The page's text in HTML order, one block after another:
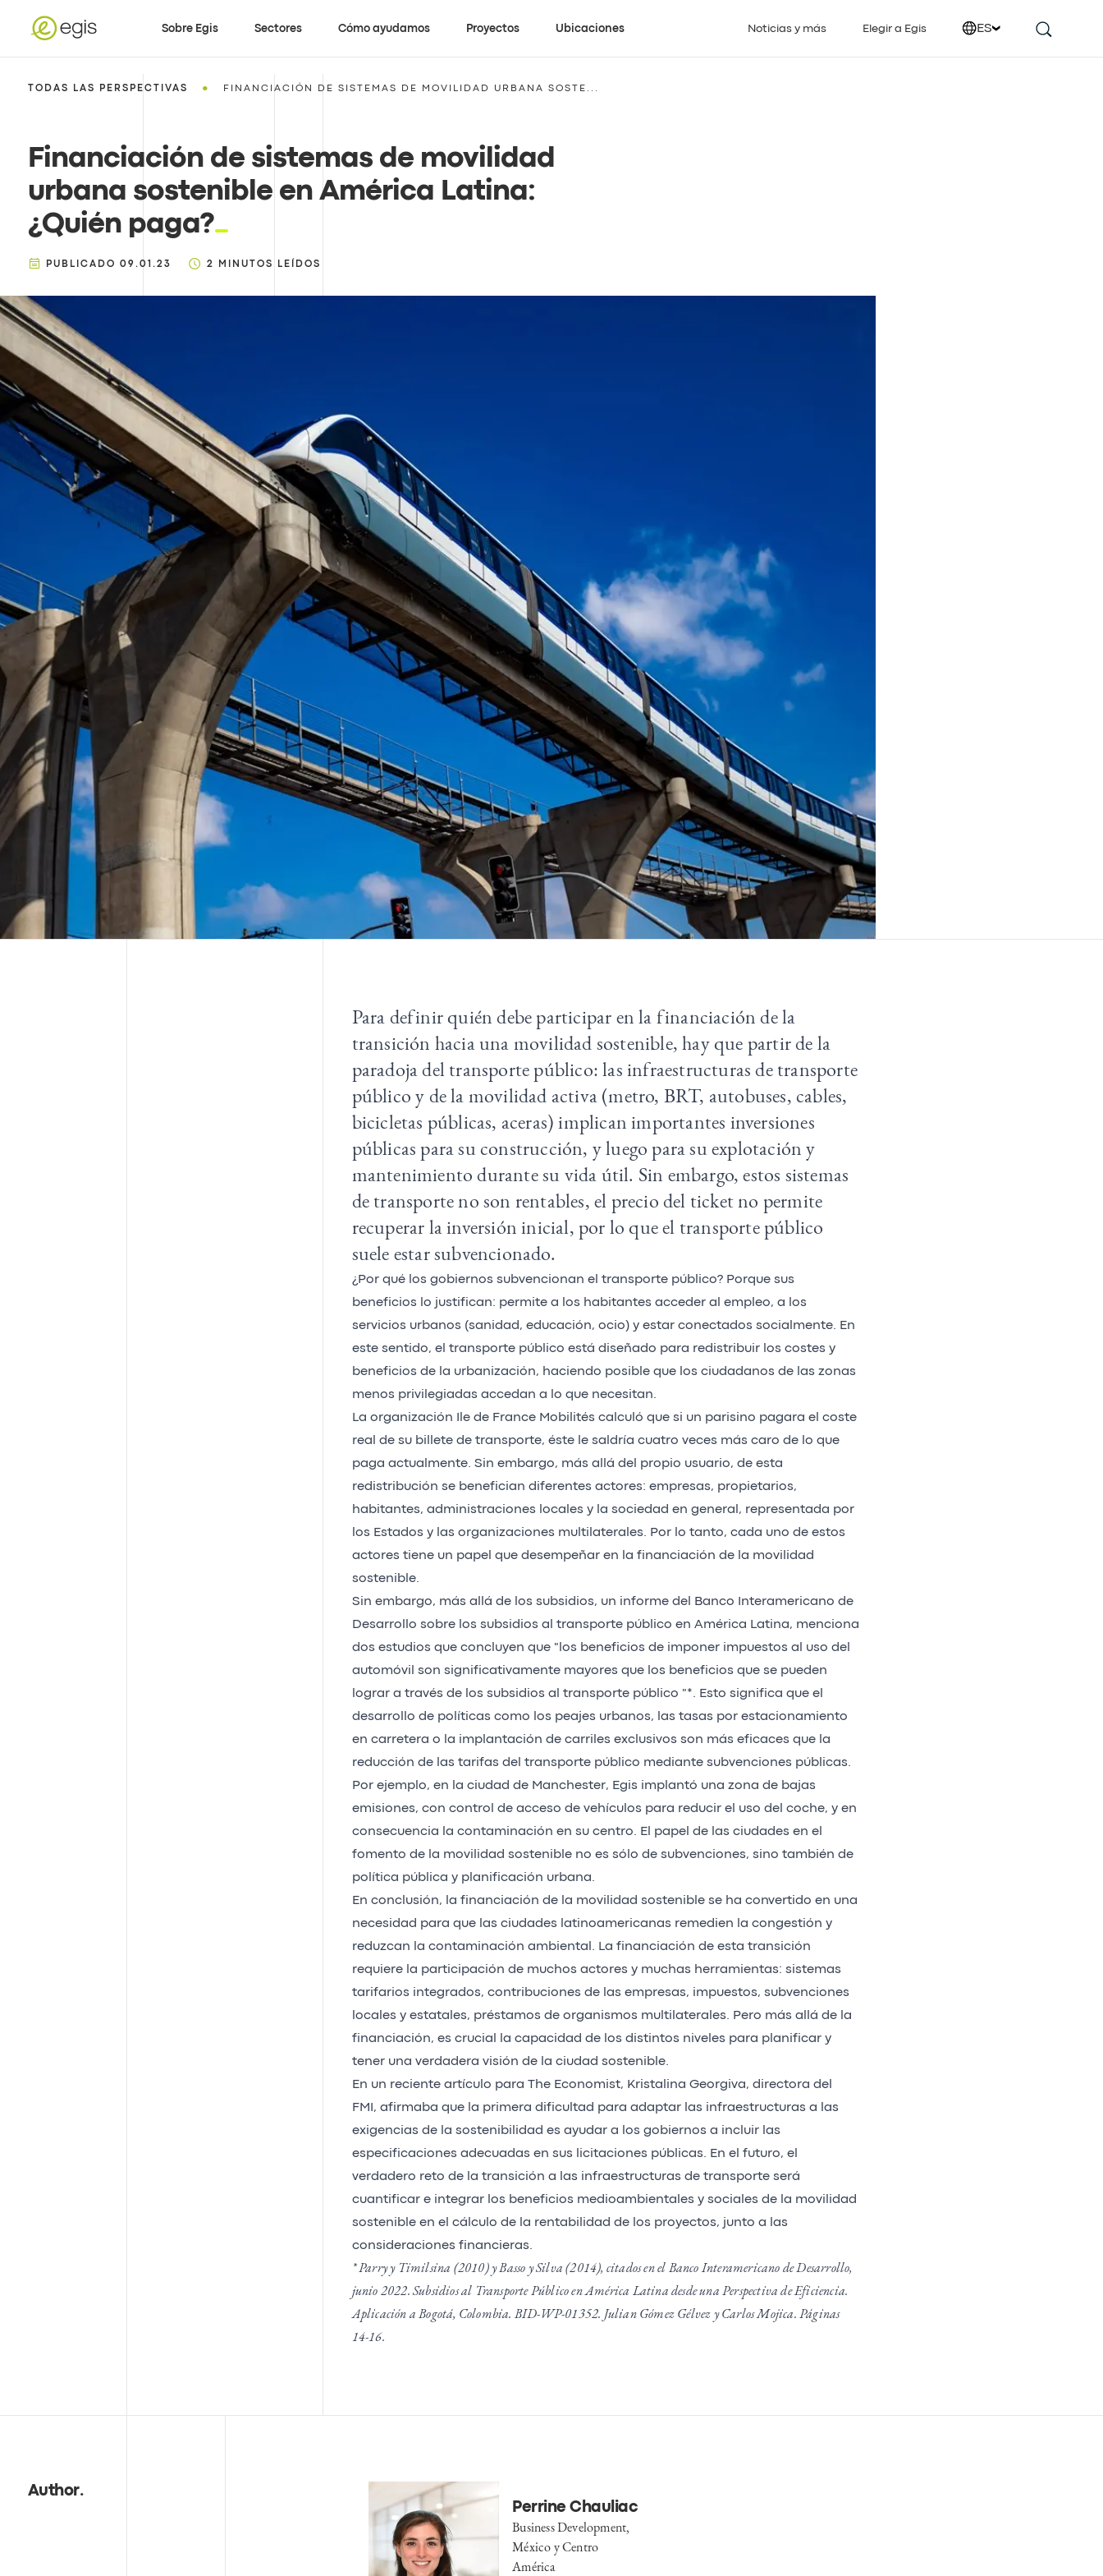
Sobre Egis Sectores Cómo ayudamos Proyectos Ubicaciones Noticias y más Elegir a Egis ES
TODAS LAS PERSPECTIVAS • FINANCIACIÓN DE SISTEMAS DE MOVILIDAD URBANA SOSTE...
Financiación de sistemas de movilidad
urbana sostenible en América Latina:
¿Quién paga?
PUBLICADO 09.01.23 2 MINUTOS LEÍDOS
Para definir quién debe participar en la financiación de la
transición hacia una movilidad sostenible, hay que partir de la
paradoja del transporte público: las infraestructuras de transporte
público y de la movilidad activa (metro, BRT, autobuses, cables,
bicicletas públicas, aceras) implican importantes inversiones
públicas para su construcción, y luego para su explotación y
mantenimiento durante su vida útil. Sin embargo, estos sistemas
de transporte no son rentables, el precio del ticket no permite
recuperar la inversión inicial, por lo que el transporte público
suele estar subvencionado.
¿Por qué los gobiernos subvencionan el transporte público? Porque sus
beneficios lo justifican: permite a los habitantes acceder al empleo, a los
servicios urbanos (sanidad, educación, ocio) y estar conectados socialmente. En
este sentido, el transporte público está diseñado para redistribuir los costes y
beneficios de la urbanización, haciendo posible que los ciudadanos de las zonas
menos privilegiadas accedan a lo que necesitan.
La organización Ile de France Mobilités calculó que si un parisino pagara el coste
real de su billete de transporte, éste le saldría cuatro veces más caro de lo que
paga actualmente. Sin embargo, más allá del propio usuario, de esta
redistribución se benefician diferentes actores: empresas, propietarios,
habitantes, administraciones locales y la sociedad en general, representada por
los Estados y las organizaciones multilaterales. Por lo tanto, cada uno de estos
actores tiene un papel que desempeñar en la financiación de la movilidad
sostenible.
Sin embargo, más allá de los subsidios, un informe del Banco Interamericano de
Desarrollo sobre los subsidios al transporte público en América Latina, menciona
dos estudios que concluyen que "los beneficios de imponer impuestos al uso del
automóvil son significativamente mayores que los beneficios que se pueden
lograr a través de los subsidios al transporte público "*. Esto significa que el
desarrollo de políticas como los peajes urbanos, las tasas por estacionamiento
en carretera o la implantación de carriles exclusivos son más eficaces que la
reducción de las tarifas del transporte público mediante subvenciones públicas.
Por ejemplo, en la ciudad de Manchester, Egis implantó una zona de bajas
emisiones, con control de acceso de vehículos para reducir el uso del coche, y en
consecuencia la contaminación en su centro. El papel de las ciudades en el
fomento de la movilidad sostenible no es sólo de subvenciones, sino también de
política pública y planificación urbana.
En conclusión, la financiación de la movilidad sostenible se ha convertido en una
necesidad para que las ciudades latinoamericanas remedien la congestión y
reduzcan la contaminación ambiental. La financiación de esta transición
requiere la participación de muchos actores y muchas herramientas: sistemas
tarifarios integrados, contribuciones de las empresas, impuestos, subvenciones
locales y estatales, préstamos de organismos multilaterales. Pero más allá de la
financiación, es crucial la capacidad de los distintos niveles para planificar y
tener una verdadera visión de la ciudad sostenible.
En un reciente artículo para The Economist, Kristalina Georgiva, directora del
FMI, afirmaba que la primera dificultad para adaptar las infraestructuras a las
exigencias de la sostenibilidad es ayudar a los gobiernos a incluir las
especificaciones adecuadas en sus licitaciones públicas. En el futuro, el
verdadero reto de la transición a las infraestructuras de transporte será
cuantificar e integrar los beneficios medioambientales y sociales de la movilidad
sostenible en el cálculo de la rentabilidad de los proyectos, junto a las
consideraciones financieras.
* Parry y Timilsina (2010) y Basso y Silva (2014), citados en el Banco Interamericano de Desarrollo,
junio 2022. Subsidios al Transporte Público en América Latina desde una Perspectiva de Eficiencia.
Aplicación a Bogotá, Colombia. BID-WP-01352. Julian Gómez Gélvez y Carlos Mojica. Páginas
14-16.
Author.
Perrine Chauliac
Business Development,
México y Centro
América